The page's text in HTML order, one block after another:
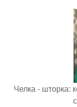
Челка - шторка: